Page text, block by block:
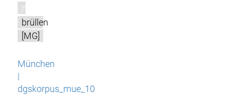
m
brüllen
[MG]
München
|
dgskorpus_mue_10